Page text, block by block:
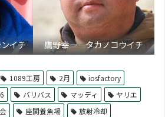
イチ 鷹野幸一 タカノコウイチ
1089工房 2月
iosfactory
バリバス マッディ
ヤリエ
座間養魚場 放射冷却